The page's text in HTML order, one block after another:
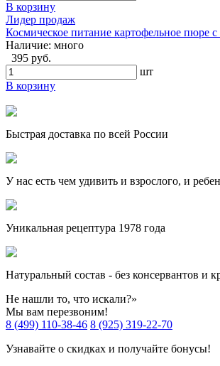
В корзину
Лидер продаж
Космическое питание картофельное пюре
Наличие: много
395 руб.
шт
В корзину
Быстрая доставка по всей России
У нас есть чем удивить и взрослого, и
Уникальная рецептура 1978 года
Натуральный состав - без консервантов и
Не нашли то, что искали?»
Мы вам перезвоним!
8 (499) 110-38-46 8 (925) 319-22-70
Узнавайте о скидках и получайте бонусы!